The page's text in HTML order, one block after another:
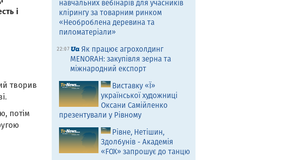
і
творив
потім
навчальних вебінарів для учасників
клірингу за товарним ринком
«Необроблена деревина та
пиломатеріали»
22:07
Як працює агрохолдинг
MENORAH: закупівля зерна та
міжнародний експорт
Виставку «Ї»
української художниці
Оксани Самійленко
презентували у Рівному
Рівне, Нетішин,
Здолбунів - Академія
«FOX» запрошує до танцю